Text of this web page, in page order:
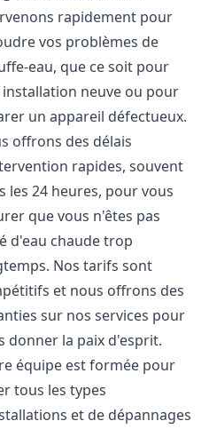
rapidement pour
vos problèmes de
eau, que ce soit pour
installation neuve ou pour
un appareil défectueux.
offrons des délais
rapides, souvent
les 24 heures, pour vous
que vous n'êtes pas
d'eau chaude trop
Nos tarifs sont
et nous offrons des
sur nos services pour
donner la paix d'esprit.
équipe est formée pour
tous les types
et de dépannages